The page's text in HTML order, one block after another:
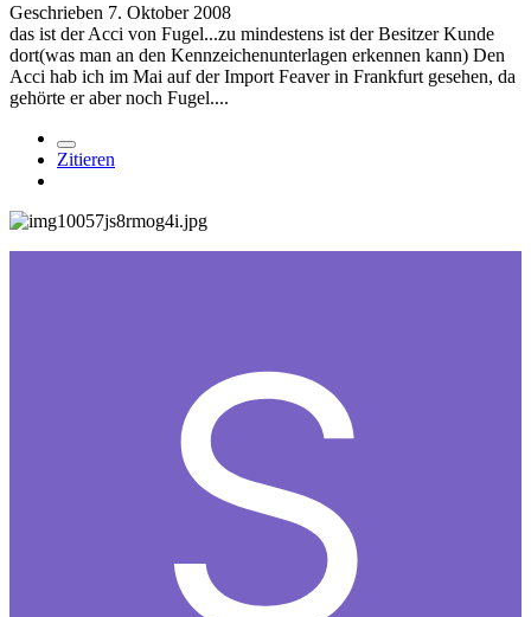
Geschrieben 7. Oktober 2008
das ist der Acci von Fugel...zu mindestens ist der Besitzer Kunde
dort(was man an den Kennzeichenunterlagen erkennen kann) Den
Acci hab ich im Mai auf der Import Feaver in Frankfurt gesehen, da
gehörte er aber noch Fugel....
Zitieren